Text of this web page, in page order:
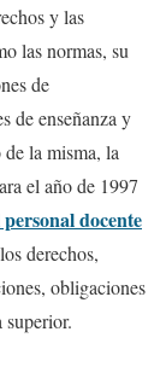
y las
las normas, su
de
de enseñanza y
la misma, la
el año de 1997
docente
derechos,
obligaciones
superior.